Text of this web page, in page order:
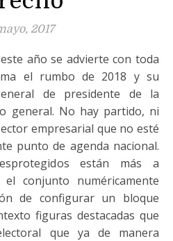
2017
el rumbo de 2018 y su
de presidente de la
general. No hay partido, ni
empresarial que no esté
punto de agenda nacional.
están más a
conjunto numéricamente
de configurar un bloque
figuras destacadas que
que ya de manera